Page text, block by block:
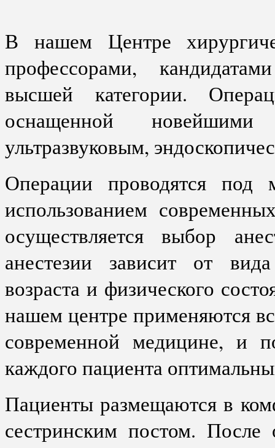
В нашем Центре
профессорами,
высшей категории.
оснащенной
ультразвуковым,
Операции проводятся под
использованием
осуществляется выбор
анестезии зависит от
возраста и физического
нашем центре применяются
современной медицине, и
каждого пациента
Пациенты размещаются в
сестринским постом. После